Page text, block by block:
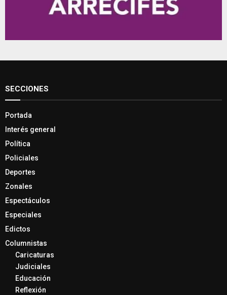
SECCIONES
Portada
Interés general
Política
Policiales
Deportes
Zonales
Espectáculos
Especiales
Edictos
Columnistas
Caricaturas
Judiciales
Educación
Reflexión